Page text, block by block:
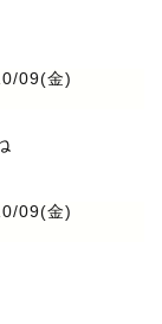
09(金)
09(金)